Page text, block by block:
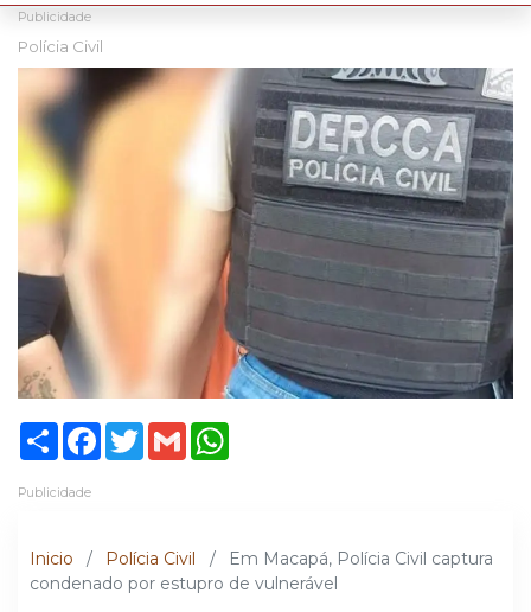
Publicidade
Polícia Civil
ShareFacebook
TwitterGmail
Publicidade
Inicio / Polícia Civil /
Em Macapá, Polícia Civil captura
condenado por estupro de vulnerável